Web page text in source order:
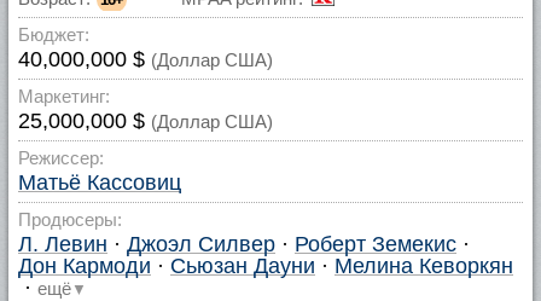
Бюджет:
40,000,000 $ (Доллар США)
Маркетинг:
25,000,000 $ (Доллар США)
Режиссер:
Матьё Кассовиц
Продюсеры:
Л. Левин · Джоэл Силвер · Роберт Земекис ·
Дон Кармоди · Сьюзан Дауни · Мелина Кеворкян
· ещё ▼